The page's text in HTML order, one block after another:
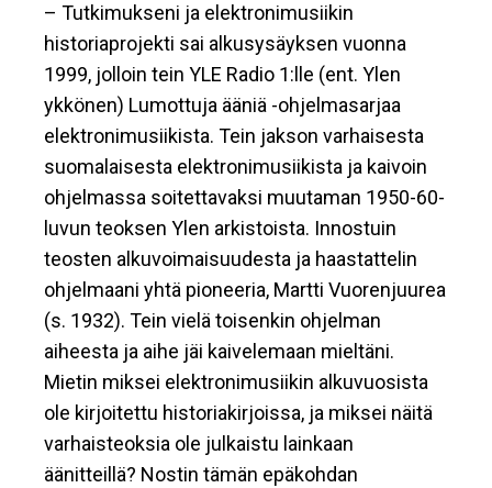
– Tutkimukseni ja elektronimusiikin
historiaprojekti sai alkusysäyksen vuonna
1999, jolloin tein YLE Radio 1:lle (ent. Ylen
ykkönen) Lumottuja ääniä -ohjelmasarjaa
elektronimusiikista. Tein jakson varhaisesta
suomalaisesta elektronimusiikista ja kaivoin
ohjelmassa soitettavaksi muutaman 1950-60-
luvun teoksen Ylen arkistoista. Innostuin
teosten alkuvoimaisuudesta ja haastattelin
ohjelmaani yhtä pioneeria, Martti Vuorenjuurea
(s. 1932). Tein vielä toisenkin ohjelman
aiheesta ja aihe jäi kaivelemaan mieltäni.
Mietin miksei elektronimusiikin alkuvuosista
ole kirjoitettu historiakirjoissa, ja miksei näitä
varhaisteoksia ole julkaistu lainkaan
äänitteillä? Nostin tämän epäkohdan